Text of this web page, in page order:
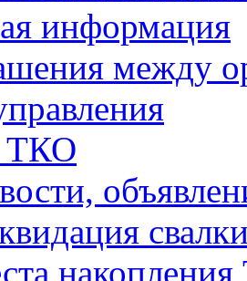
информация
между
ТКО